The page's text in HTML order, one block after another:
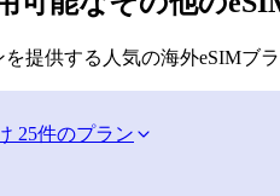
提供する人気の海外eSIMブ
25件のプラン